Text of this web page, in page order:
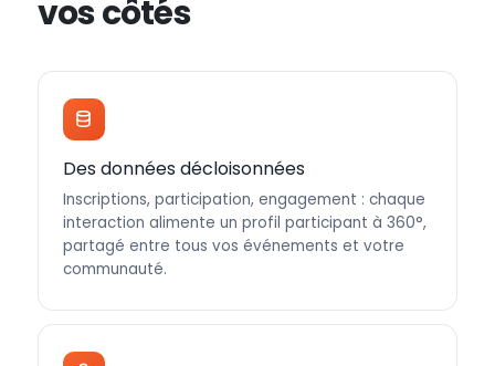
vos côtés
Des données décloisonnées
Inscriptions, participation, engagement : chaque
interaction alimente un profil participant à 360°,
partagé entre tous vos événements et votre
communauté.